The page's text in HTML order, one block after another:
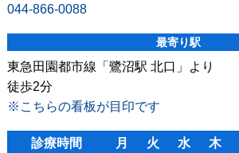
044-866-0088
最寄り駅
東急田園都市線「鷺沼駅 北口」より
徒歩2分
※こちらの看板が目印です
診療時間 月 火 水 木